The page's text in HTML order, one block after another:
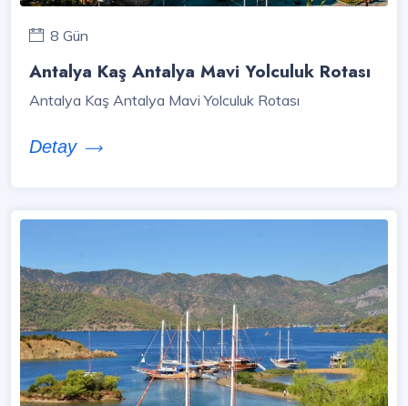
8 Gün
Antalya Kaş Antalya Mavi Yolculuk Rotası
Antalya Kaş Antalya Mavi Yolculuk Rotası
Detay